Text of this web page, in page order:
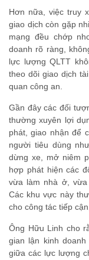
Hơn nữa, việc truy
giao dịch còn gặp
mạng đều chớp
doanh rõ ràng,
lực lượng QLTT
theo dõi giao dịch
quan công an.
Gần đây các đối
thường xuyên lợi
phát, giao nhận để
người tiêu dùng
dừng xe, mở niêm
hợp phát hiện các
vừa làm nhà ở, vừa
Các khu vực này
cho công tác tiếp
Ông Hữu Linh cho
gian lận kinh
giữa các lực lượng